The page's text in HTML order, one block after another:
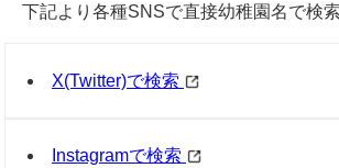
下記より各種SNSで直接幼稚園名で検索
X(Twitter)で検索
Instagramで検索